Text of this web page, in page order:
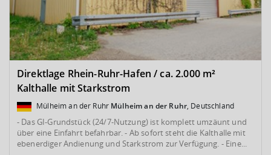
Direktlage Rhein-Ruhr-Hafen / ca. 2.000 m²
Kalthalle mit Starkstrom
Mülheim an der Ruhr Mülheim an der Ruhr, Deutschland
- Das GI-Grundstück (24/7-Nutzung) ist komplett umzäunt und
über eine Einfahrt befahrbar. - Ab sofort steht die Kalthalle mit
ebenerdiger Andienung und Starkstrom zur Verfügung. - Eine...